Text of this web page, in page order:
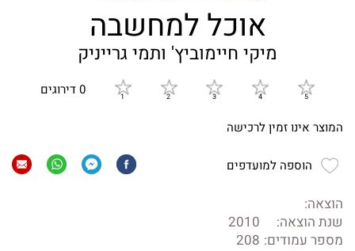
אוכל למחשבה
מיקי חיימוביץ' ותמי גרייניק
0 דירוגים
המוצר אינו זמין לרכישה
הוספה למועדפים
הוצאה:
שנת הוצאה:
2010
מספר עמודים: 208